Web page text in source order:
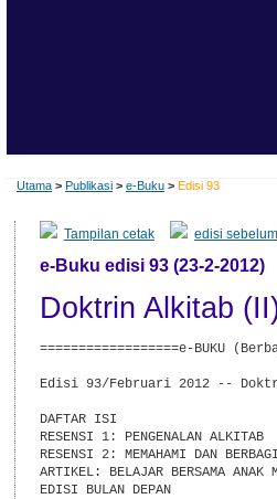
Utama > Publikasi > e-Buku > Edisi 93
Tampilan cetak edisi sebelum
e-Buku edisi 93 (23-2-2012)
Doktrin Alkitab
==================e-BUKU
Edisi 93/Februari 2012 --
DAFTAR ISI
RESENSI 1: PENGENALAN ALKITAB
RESENSI 2: MEMAHAMI DAN
ARTIKEL: BELAJAR BERSAMA ANAK
EDISI BULAN DEPAN